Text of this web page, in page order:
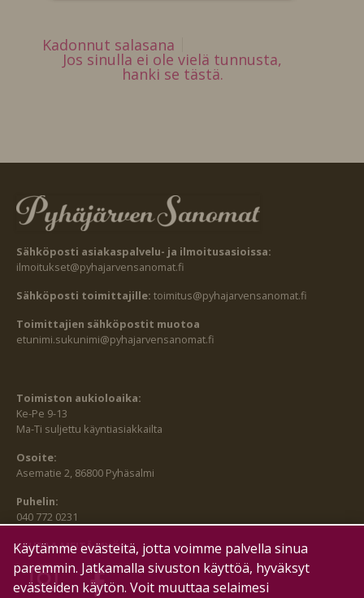
Kadonnut salasana
Jos sinulla ei ole vielä tunnusta,
hanki se tästä.
Sähköposti asiakaspalvelu- ja ilmoitusasioissa:
ilmoitukset@pyhajarvensanomat.fi
Sähköposti toimittajille: toimitus@pyhajarvensanomat.fi
Toimittajien sähköpostit muotoa
etunimi.sukunimi@pyhajarvensanomat.fi
Toimiston aukioloaika:
Ke-Pe 9-13
Ma-Ti suljettu käyntiasiakkailta
Osoite:
Asematie 2, 86800 Pyhäsalmi
Puhelin:
040 772 0231
SEURAA MEITÄ MYÖS:
Käytämme evästeitä, jotta voimme palvella sinua
paremmin. Jatkamalla sivuston käyttöä, hyväksyt
evästeiden käytön. Voit muuttaa selaimesi